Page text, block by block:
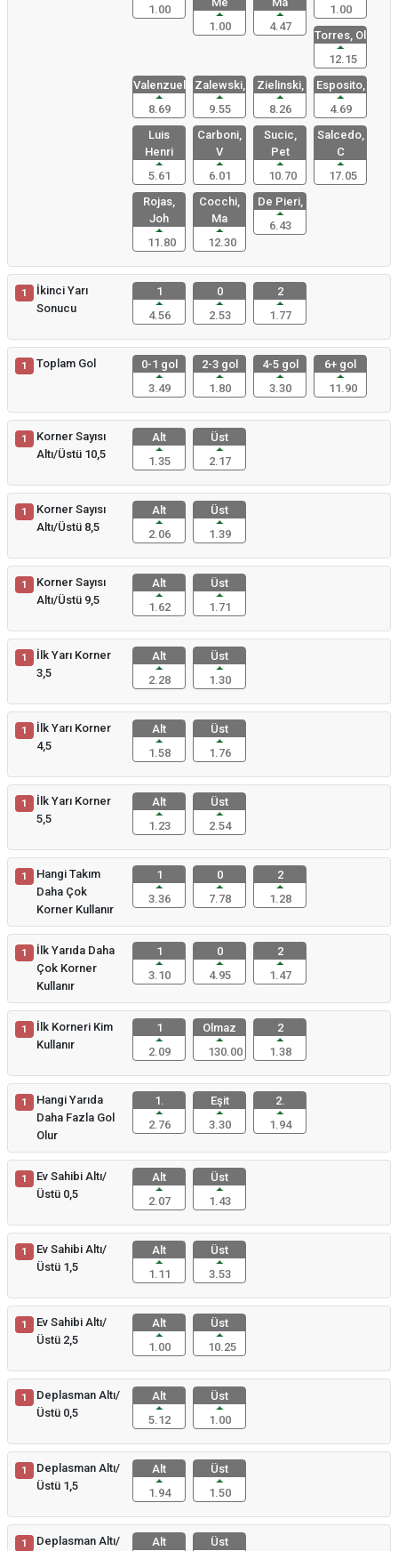
1.00
1.00
4.47
1.00
Torres, Ol
12.15
Valenzuela
8.69
Zalewski,
9.55
Zielinski,
8.26
Esposito,
4.69
Luis
Henri
5.61
Carboni,
V
6.01
Sucic,
Pet
10.70
Salcedo,
C
17.05
Rojas,
Joh
11.80
Cocchi,
Ma
12.30
De Pieri,
6.43
1
İkinci Yarı
Sonucu
1
4.56
0
2.53
2
1.77
1 Toplam Gol
0-1 gol
3.49
2-3 gol
1.80
4-5 gol
3.30
6+ gol
11.90
1
Korner Sayısı
Altı/Üstü 10,5
Alt
1.35
Üst
2.17
1
Korner Sayısı
Altı/Üstü 8,5
Alt
2.06
Üst
1.39
1
Korner Sayısı
Altı/Üstü 9,5
Alt
1.62
Üst
1.71
1
İlk Yarı Korner
3,5
Alt
2.28
Üst
1.30
1
İlk Yarı Korner
4,5
Alt
1.58
Üst
1.76
1
İlk Yarı Korner
5,5
Alt
1.23
Üst
2.54
1
Hangi Takım
Daha Çok
Korner Kullanır
1
3.36
0
7.78
2
1.28
1
İlk Yarıda Daha
Çok Korner
Kullanır
1
3.10
0
4.95
2
1.47
1
İlk Korneri Kim
Kullanır
1
2.09
Olmaz
130.00
2
1.38
1
Hangi Yarıda
Daha Fazla Gol
Olur
1.
2.76
Eşit
3.30
2.
1.94
1
Ev Sahibi Altı/
Üstü 0,5
Alt
2.07
Üst
1.43
1
Ev Sahibi Altı/
Üstü 1,5
Alt
1.11
Üst
3.53
1
Ev Sahibi Altı/
Üstü 2,5
Alt
1.00
Üst
10.25
1
Deplasman Altı/
Üstü 0,5
Alt
5.12
Üst
1.00
1
Deplasman Altı/
Üstü 1,5
Alt
1.94
Üst
1.50
1
Deplasman Altı/
Alt
Üst